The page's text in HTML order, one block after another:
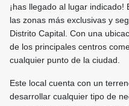
¡has llegado al lugar
las zonas más exclusivas y
Distrito Capital. Con una
de los principales centros
cualquier punto de la ciudad.
Este local cuenta con un
desarrollar cualquier tipo de